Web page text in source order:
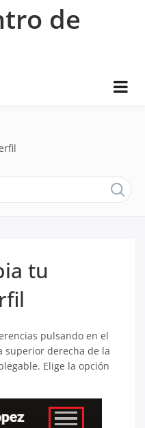
de
tu
pulsando en el
superior derecha de la
Elige la opción